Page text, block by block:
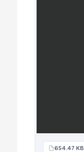
654.47 KB